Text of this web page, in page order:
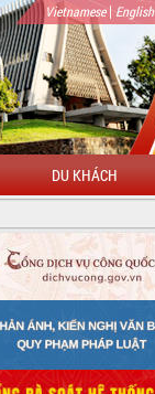
Vietnamese| English
DU KHÁCH